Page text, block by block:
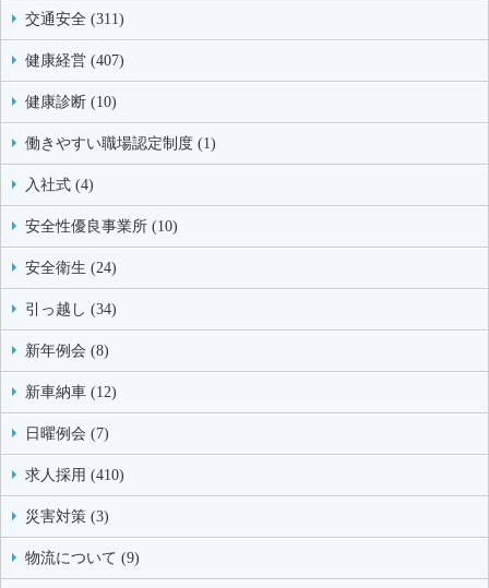
交通安全 (311)
健康経営 (407)
健康診断 (10)
働きやすい職場認定制度 (1)
入社式 (4)
安全性優良事業所 (10)
安全衛生 (24)
引っ越し (34)
新年例会 (8)
新車納車 (12)
日曜例会 (7)
求人採用 (410)
災害対策 (3)
物流について (9)